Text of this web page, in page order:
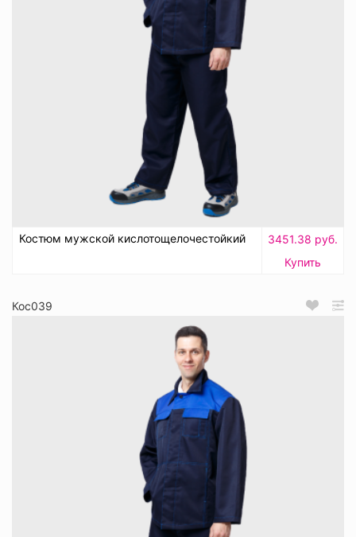
Костюм мужской кислотощелочестойкий
3451.38 руб.
Купить
Кос039